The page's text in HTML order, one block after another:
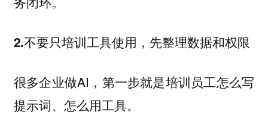
2.不要只培训工具使用，先整理数据和权限
很多企业做AI，第一步就是培训员工怎么写
提示词、怎么用工具。